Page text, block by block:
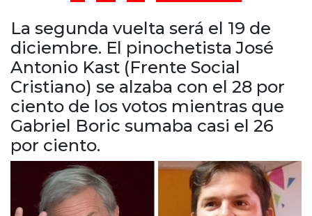
Cruz del Eje
Corredor de Ansenuza
La Carlota y zona
Laboulaye y sur
Bell Ville
Río Tercero
Despeñaderos
La segunda vuelta será el 19 de
diciembre. El pinochetista José
Antonio Kast (Frente Social
Cristiano) se alzaba con el 28 por
ciento de los votos mientras que
Gabriel Boric sumaba casi el 26
por ciento.